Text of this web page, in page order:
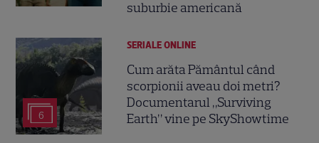
suburbie americană
6
SERIALE ONLINE
Cum arăta Pământul când
scorpionii aveau doi metri?
Documentarul „Surviving
Earth” vine pe SkyShowtime